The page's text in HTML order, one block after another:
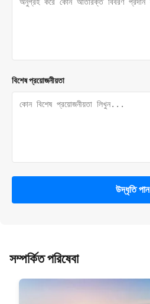
বিশেষ প্রয়োজনীয়তা
উদ্ধৃতি পান
সম্পর্কিত পরিষেবা